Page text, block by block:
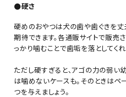
●硬さ
硬めのおやつは犬の歯や歯ぐきを丈
期待できます。各通販サイトで販売
っかり噛むことで歯垢を落としてくれ
ただし硬すぎると、アゴの力の弱い
は噛めないケースも。そのときはペ
つを与えましょう。